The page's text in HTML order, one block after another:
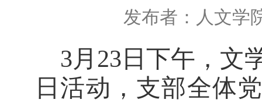
发布者：人文学
3月23日下午，文
日活动 ，支部全体